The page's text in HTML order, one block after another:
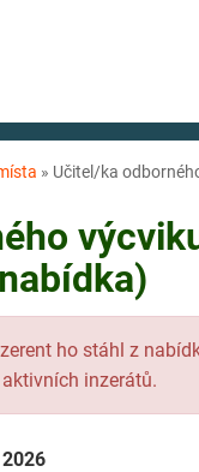
» Učitel/ka
ho stáhl z
inzerátů.